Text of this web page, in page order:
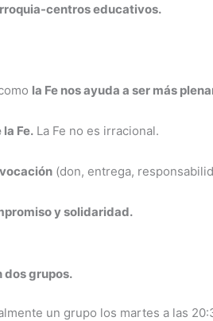
centros educativos.
la Fe nos ayuda a ser más
Fe. La Fe no es irracional.
(don, entrega,
y solidaridad.
dos grupos.
un grupo los martes a las